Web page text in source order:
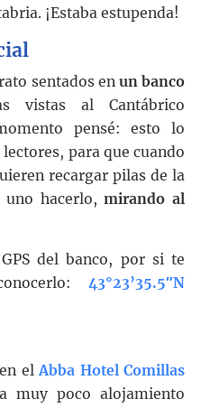
¡Estaba estupenda!
sentados en un banco
vistas al Cantábrico
pensé: esto lo
para que cuando
recargar pilas de la
uno hacerlo,mirando al
del banco, por si te
43°23’35.5″N
en elAbba Hotel Comillas
muy poco alojamiento